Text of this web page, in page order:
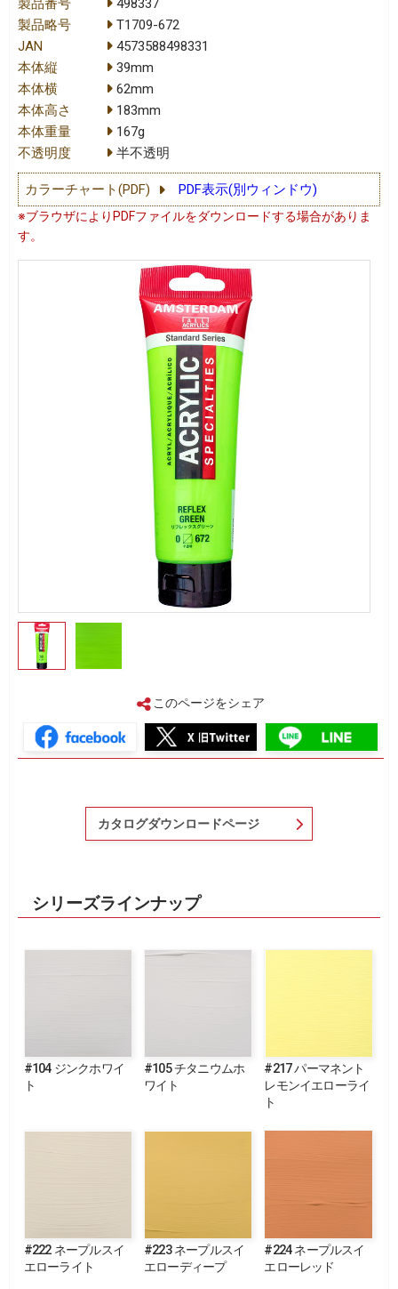
製品番号
498337
製品略号
T1709-672
JAN
4573588498331
本体縦
39mm
本体横
62mm
本体高さ
183mm
本体重量
167g
不透明度
半不透明
カラーチャート(PDF) PDF表示(別ウィンドウ)
※ブラウザによりPDFファイルをダウンロードする場合がありま
す。
このページをシェア
カタログダウンロードページ
シリーズラインナップ
#104 ジンクホワイ
ト
#105 チタニウムホ
ワイト
#217 パーマネント
レモンイエローライ
ト
#222 ネープルスイ
エローライト
#223 ネープルスイ
エローディープ
#224 ネープルスイ
エローレッド